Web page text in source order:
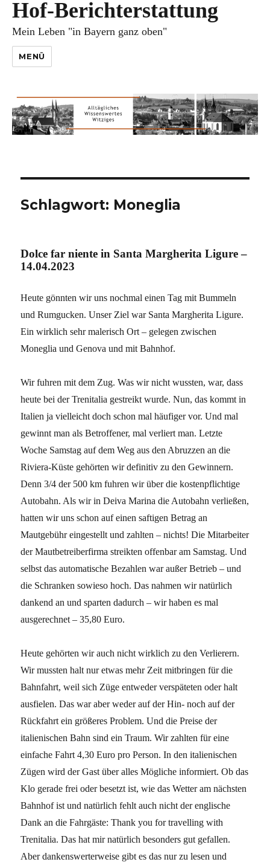
Hof-Berichterstattung
Mein Leben "in Bayern ganz oben"
MENÜ
Schlagwort: Moneglia
Dolce far niente in Santa Margherita Ligure –
14.04.2023
Heute gönnten wir uns nochmal einen Tag mit Bummeln
und Rumgucken. Unser Ziel war Santa Margherita Ligure.
Ein wirklich sehr malerisch Ort – gelegen zwischen
Moneglia und Genova und mit Bahnhof.
Wir fuhren mit dem Zug. Was wir nicht wussten, war, dass
heute bei der Trenitalia gestreikt wurde. Nun, das kommt in
Italien ja vielleicht doch schon mal häufiger vor. Und mal
gewinnt man als Betroffener, mal verliert man. Letzte
Woche Samstag auf dem Weg aus den Abruzzen an die
Riviera-Küste gehörten wir definitiv zu den Gewinnern.
Denn 3/4 der 500 km fuhren wir über die kostenpflichtige
Autobahn. Als wir in Deiva Marina die Autobahn verließen,
hatten wir uns schon auf einen saftigen Betrag an
Mautgebühr eingestellt und zahlten – nichts! Die Mitarbeiter
der Mautbetreiberfirma streikten offenbar am Samstag. Und
selbst das automatische Bezahlen war außer Betrieb – und
die Schranken sowieso hoch. Das nahmen wir natürlich
dankend an und sparten dadurch – wir haben es mal
ausgerechnet – 35,80 Euro.
Heute gehörten wir auch nicht wirklich zu den Verlierern.
Wir mussten halt nur etwas mehr Zeit mitbringen für die
Bahnfahrt, weil sich Züge entweder verspäteten oder halt
ausfielen. Das war aber weder auf der Hin- noch auf der
Rückfahrt ein größeres Problem. Und die Preise der
italienischen Bahn sind ein Traum. Wir zahlten für eine
einfache Fahrt 4,30 Euro pro Person. In den italienischen
Zügen wird der Gast über alles Mögliche informiert. Ob das
Klo gerade frei oder besetzt ist, wie das Wetter am nächsten
Bahnhof ist und natürlich fehlt auch nicht der englische
Dank an die Fahrgäste: Thank you for travelling with
Trenitalia. Das hat mir natürlich besonders gut gefallen.
Aber dankenswerterweise gibt es das nur zu lesen und